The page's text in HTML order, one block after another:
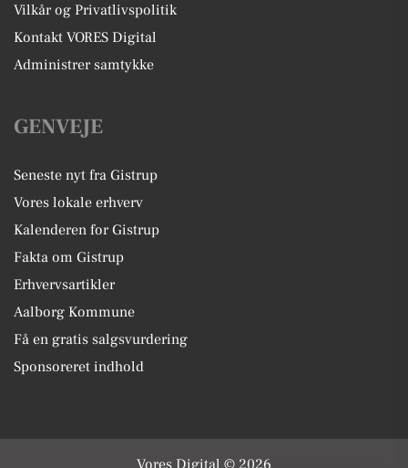
Vilkår og Privatlivspolitik
Kontakt VORES Digital
Administrer samtykke
GENVEJE
Seneste nyt fra Gistrup
Vores lokale erhverv
Kalenderen for Gistrup
Fakta om Gistrup
Erhvervsartikler
Aalborg Kommune
Få en gratis salgsvurdering
Sponsoreret indhold
Vores Digital © 2026